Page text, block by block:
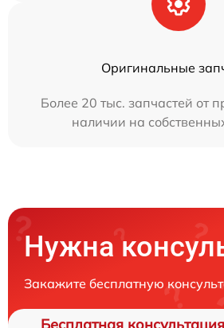
Оригинальные
Более 20 тыс. запчастей от
наличии на
Нужна
Закажите бесплатную
Бесплатная